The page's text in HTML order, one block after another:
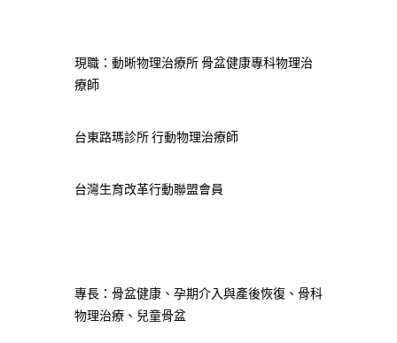
現職：動晰物理治療所 骨盆健康專科物理治
療師
台東路瑪診所 行動物理治療師
台灣生育改革行動聯盟會員
專長：骨盆健康、孕期介入與產後恢復、骨科
物理治療、兒童骨盆